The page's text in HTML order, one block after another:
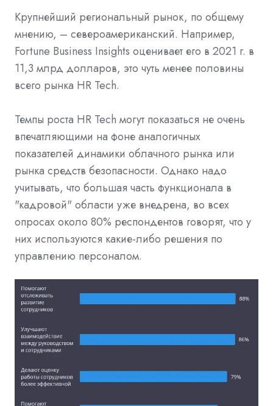
Крупнейший региональный рынок, по общему
мнению, – североамериканский. Например,
Fortune Business Insights оценивает его в 2021 г. в
11,3 млрд долларов, это чуть менее половины
всего рынка HR Tech.
Темпы роста HR Tech могут показаться не очень
впечатляющими на фоне аналогичных
показателей динамики облачного рынка или
рынка средств безопасности. Однако надо
учитывать, что большая часть функционала в
"кадровой" области уже внедрена, во всех
опросах около 80% респондентов говорят, что у
них используются какие-либо решения по
управлению персоналом.